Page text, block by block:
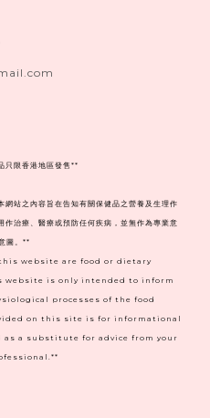
只限香港地區發售**
站之內容旨在告知有關保健品之營養及生理作
作治療、醫療或預防任何疾病，並無作為專業意
圖。**
website are food or dietary
website is only intended to inform
processes of the food
on this site is for informational
a substitute for advice from your